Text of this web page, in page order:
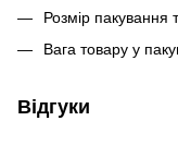
Розмір пакування
Вага товару у
Відгуки